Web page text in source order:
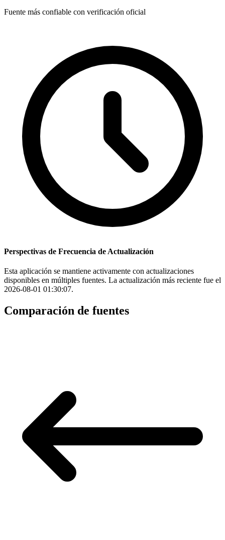
Fuente más confiable con verificación oficial
Perspectivas de Frecuencia de Actualización
Esta aplicación se mantiene activamente con actualizaciones
disponibles en múltiples fuentes. La actualización más reciente fue el
2026-08-01 01:30:07.
Comparación de fuentes